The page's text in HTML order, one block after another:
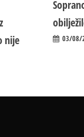
nije
03/08/